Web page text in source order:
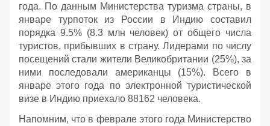
года. По данным Министерства туризма страны, в
январе турпоток из России в Индию составил
порядка 9.5% (8.3 млн человек) от общего числа
туристов, прибывших в страну. Лидерами по числу
посещений стали жители Великобритании (25%), за
ними последовали американцы (15%). Всего в
январе этого года по электронной туристической
визе в Индию приехало 88162 человека.
Напомним, что в феврале этого года Министерство